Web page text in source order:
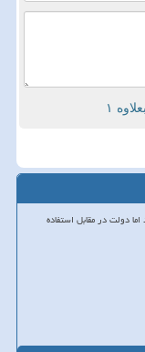
دولت در مقابل استفاده